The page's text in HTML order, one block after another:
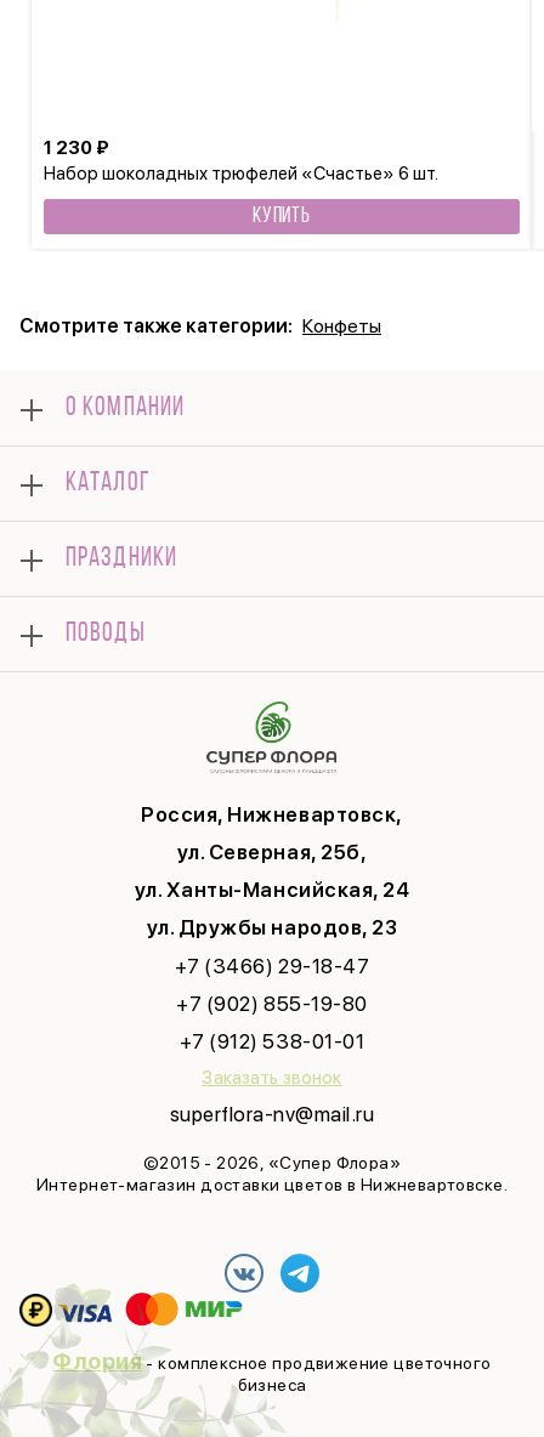
Набор шоколадных трюфелей «Счастье» 6 шт.
1 230 ₽
КУПИТЬ
Смотрите также категории: Конфеты
Россия, Нижневартовск,
ул. Северная, 25б,
ул. Ханты-Мансийская, 24
ул. Дружбы народов, 23
+7 (3466) 29-18-47
+7 (902) 855-19-80
+7 (912) 538-01-01
Заказать звонок
superflora-nv@mail.ru
©2015 - 2026, «Супер Флора»
Интернет-магазин доставки цветов в Нижневартовске.
О КОМПАНИИ
Оплата
Отзывы
Гарантии
Доставка
Корпоративным клиентам
Вопросы и ответы
Политика конфиденциальности
Соглашение на рекламу
КАТАЛОГ
Розы
Композиции
Комнатные
Подарки
Открытки
ПРАЗДНИКИ
14 февраля
День Матери
ПОВОДЫ
Флория- комплексное продвижение цветочного
бизнеса